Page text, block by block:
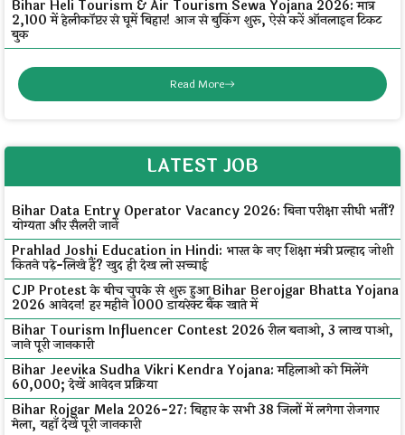
Bihar Heli Tourism & Air Tourism Sewa Yojana 2026: मात्र
₹2,100 में हेलीकॉप्टर से घूमें बिहार! आज से बुकिंग शुरू, ऐसे करें ऑनलाइन टिकट
बुक
Read More
LATEST JOB
Bihar Data Entry Operator Vacancy 2026: बिना परीक्षा सीधी भर्ती?
योग्यता और सैलरी जानें
Prahlad Joshi Education in Hindi: भारत के नए शिक्षा मंत्री प्रल्हाद जोशी
कितने पढ़े-लिखे हैं? खुद ही देख लो सच्चाई
CJP Protest के बीच चुपके से शुरू हुआ Bihar Berojgar Bhatta Yojana
2026 आवेदन! हर महीने ₹1000 डायरेक्ट बैंक खाते में
Bihar Tourism Influencer Contest 2026 रील बनाओ, ₹3 लाख पाओ,
जाने पूरी जानकारी
Bihar Jeevika Sudha Vikri Kendra Yojana: महिलाओं को मिलेंगे
₹60,000; देखें आवेदन प्रक्रिया
Bihar Rojgar Mela 2026-27: बिहार के सभी 38 जिलों में लगेगा रोजगार
मेला, यहाँ देखें पूरी जानकारी